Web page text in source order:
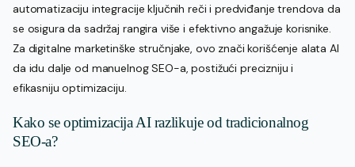
automatizaciju integracije ključnih reči i predviđanje trendova da
se osigura da sadržaj rangira više i efektivno angažuje korisnike.
Za digitalne marketinške stručnjake, ovo znači korišćenje alata AI
da idu dalje od manuelnog SEO-a, postižući precizniju i
efikasniju optimizaciju.
Kako se optimizacija AI razlikuje od tradicionalnog
SEO-a?